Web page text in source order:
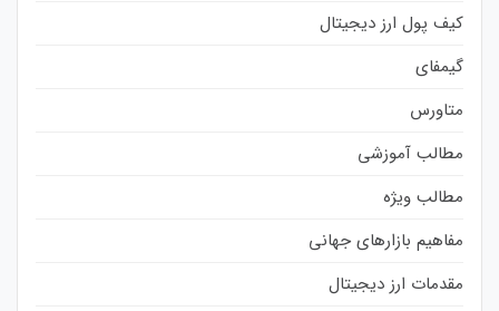
کیف پول ارز دیجیتال
گیمفای
متاورس
مطالب آموزشی
مطالب ویژه
مفاهیم بازارهای جهانی
مقدمات ارز دیجیتال